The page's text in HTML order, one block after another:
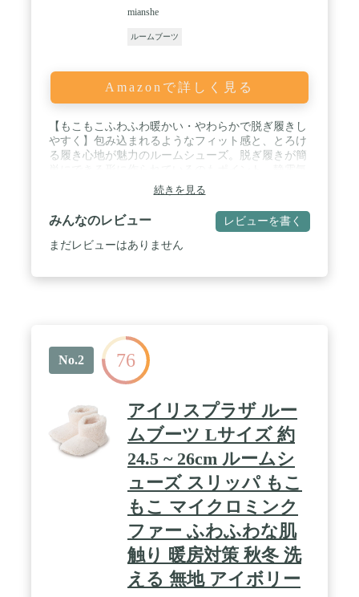
mianshe
ルームブーツ
Amazonで詳しく見る
【もこもこふわふわ暖かい・やわらかで脱ぎ履きし
やすく】包み込まれるようなフィット感と、とろけ
る履き心地が魅力のルームシューズ。脱ぎ履きが簡
防止加工済み。 / 【防水性・滑り止め・防音設計】
滑りにくく、柔らかく消音タイプで床にも優しい
PVC素材の裏底。床の冷たさが伝わりにくいしっか
りしたソールはここだけの工夫。足の裏は滑りにく
くしっかりとしたソールなので足底の汚れは濡らし
防水PVC ；【サイズ（外寸）】● XS: {長さ：約
22cm、幅：約8.5cm、高さ：約14cm、重さ（片
足）：約90g}; ●S: {長さ：約24cm、幅：約9cm、高
さ：約14cm、重さ（片足）：約110g}; ●M: {長さ：
約26cm、幅：約10cm、高さ：約17cm、重さ（片
足）：約120g}; ●L: {長さ：約28cm、幅：約11cm、
高さ：約18cm、重さ（片足）：約130g}; ●XL: {長
さ：約29.5cm、幅：約12cm、高さ：約18cm、重さ
（片足）：約140g}; ●XXL: {長さ：約31cm、幅：約
12.5cm、高さ：約19cm、重さ（片足）：約150g}; /
【着用モデルのサイズ】●[A女性モデル]足サイズ
23cm M着用；●[B女性モデル]足サイズ 24cm M着
用；●[C女性モデル]足サイズ 25cm L着用；●[D男性
モデル]足サイズ 26cm L着用；●[E男性モデル]足サ
イズ 28cm XL着用。mianshe商標登録 第5956370号。
続きを見る
みんなのレビュー レビューを書く
まだレビューはありません
No.2 76
アイリスプラザ ルー
ムブーツ Lサイズ 約
24.5 ~ 26cm ルームシ
ューズ スリッパ もこ
もこ マイクロミンク
ファー ふわふわな肌
触り 暖房対策 秋冬 洗
える 無地 アイボリー